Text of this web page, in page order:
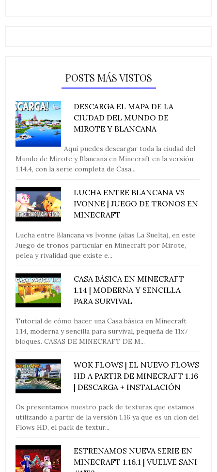
POSTS MÁS VISTOS
DESCARGA EL MAPA DE LA
CIUDAD DEL MUNDO DE
MIROTE Y BLANCANA
Aquí puedes descargar toda la ciudad del
Mundo de Mirote y Blancana en Minecraft en la versión
1.14.4, con la serie completa de Casa...
LUCHA ENTRE BLANCANA VS
IVONNE | JUEGO DE TRONOS EN
MINECRAFT
Lucha entre Blancana vs Ivonne (alias La Suelta), en este
Juego de tronos particular en Minecraft por Mirote,
pelea y rivalidad que existe e...
CASA BÁSICA EN MINECRAFT
1.14 | MODERNA Y SENCILLA
PARA SURVIVAL
Tutorial de cómo hacer una Casa básica en Minecraft
1.14, moderna y sencilla para survival, pequeña de 11x7
bloques. CASAS DE MINECRAFT DE M...
WOK FLOWS | EL NUEVO FLOWS
HD A PARTIR DE MINECRAFT 1.16
| DESCARGA + INSTALACIÓN
Os presentamos nuestro pack de texturas que estamos
utilizando a partir de la versión 1.16 ya que es un clon del
Flows HD, el pack de textur...
ESTRENAMOS NUEVA SERIE EN
MINECRAFT 1.16.1 | VUELVE SANI